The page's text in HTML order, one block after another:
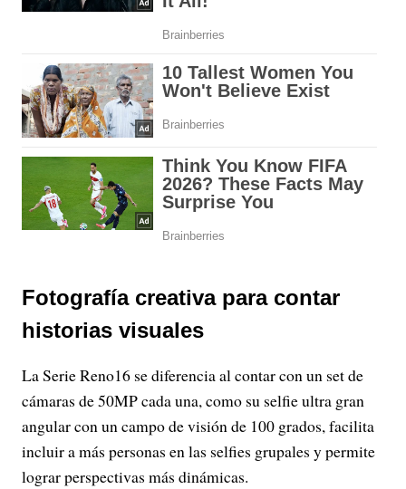
Fotografía creativa para contar
historias visuales
La Serie Reno16 se diferencia al contar con un set de
cámaras de 50MP cada una, como su selfie ultra gran
angular con un campo de visión de 100 grados, facilita
incluir a más personas en las selfies grupales y permite
lograr perspectivas más dinámicas.